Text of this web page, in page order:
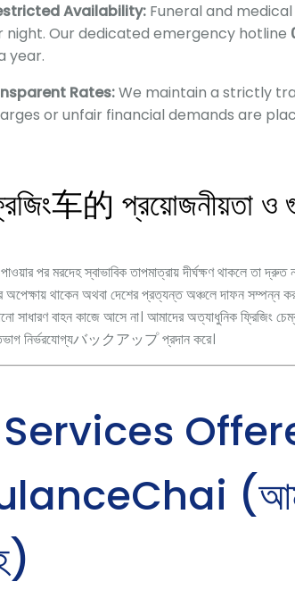
Availability:Funeral and
night. Our dedicated emergency hotline
year.
Rates:We maintain a strictly
or unfair financial demands are
车的 প্রয়োজনীয়তা
পর মরদেহ স্বাভাবিক তাপমাত্রায় দীর্ঘক্ষণ থাকলে তা
অপেক্ষায় থাকেন অথবা দেশের প্রত্যন্ত অঞ্চলে দাফন সম্পন্ন
সাধারণ বাহন কাজে আসে না। আমাদের অত্যাধুনিক ফ্রিজিং
নির্ভরযোগ্যバックアップ প্রদান করে।